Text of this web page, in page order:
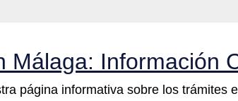
Málaga: Información
página informativa sobre los